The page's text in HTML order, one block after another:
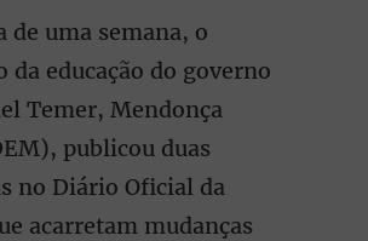
de uma semana, o
da educação do governo
Temer, Mendonça
publicou duas
no Diário Oficial da
acarretam mudanças